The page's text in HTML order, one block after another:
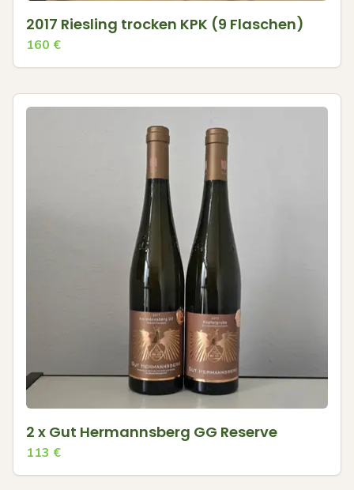
2017 Riesling trocken KPK (9 Flaschen)
160 €
2 x Gut Hermannsberg GG Reserve
113 €